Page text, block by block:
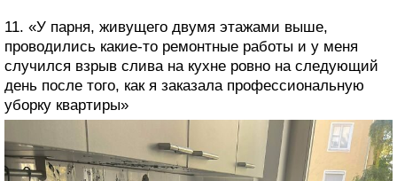
11. «У парня, живущего двумя этажами выше,
проводились какие-то ремонтные работы и у меня
случился взрыв слива на кухне ровно на следующий
день после того, как я заказала профессиональную
уборку квартиры»